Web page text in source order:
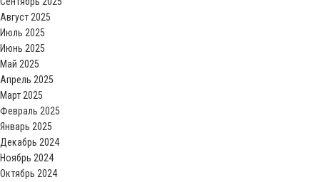
Август 2025
Июль 2025
Июнь 2025
Май 2025
Апрель 2025
Март 2025
Февраль 2025
Январь 2025
Декабрь 2024
Ноябрь 2024
Октябрь 2024